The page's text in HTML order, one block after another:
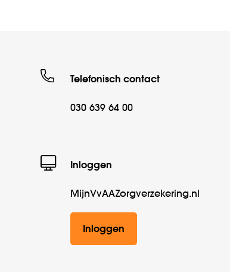
Telefonisch contact
030 639 64 00
Inloggen
MijnVvAAZorgverzekering.nl
Inloggen